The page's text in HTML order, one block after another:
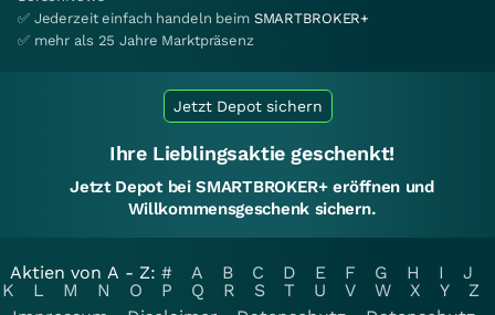
✅ Jederzeit einfach handeln beim SMARTBROKER+
✅ mehr als 25 Jahre Marktpräsenz
Jetzt Depot sichern
Ihre Lieblingsaktie geschenkt!
Jetzt Depot bei SMARTBROKER+ eröffnen und
Willkommensgeschenk sichern.
Aktien von A - Z: # A B C D E F G H I
J
K
L M N O P Q R S T U V W X Y
Z